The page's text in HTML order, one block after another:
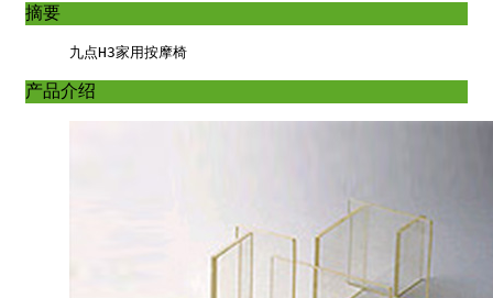
摘要
九点H3家用按摩椅
产品介绍